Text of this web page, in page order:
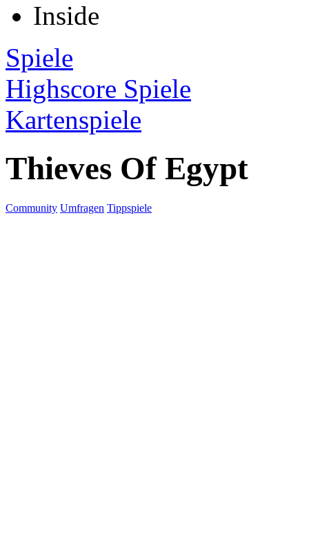
Inside
Spiele
Highscore Spiele
Kartenspiele
Thieves Of Egypt
Community Umfragen Tippspiele